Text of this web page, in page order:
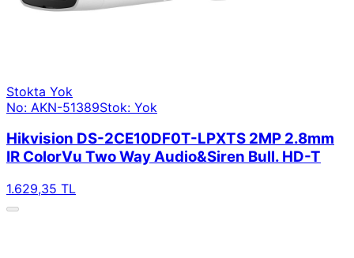
Stokta Yok
No: AKN-51389Stok: Yok
Hikvision DS-2CE10DF0T-LPXTS 2MP 2.8mm
IR ColorVu Two Way Audio&Siren Bull. HD-T
1.629,35 TL